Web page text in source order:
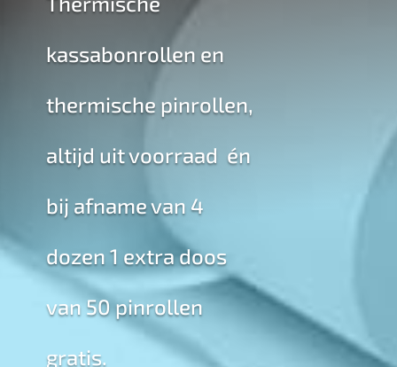
kassabonrollen en
thermische pinrollen,
altijd uit voorraad én
bij afname van 4
dozen 1 extra doos
van 50 pinrollen
gratis.